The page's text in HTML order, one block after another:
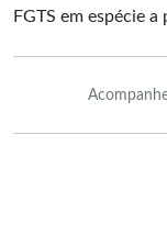
FGTS em espécie